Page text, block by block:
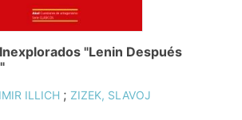
"Lenin Después
ILLICH ; ZIZEK, SLAVOJ